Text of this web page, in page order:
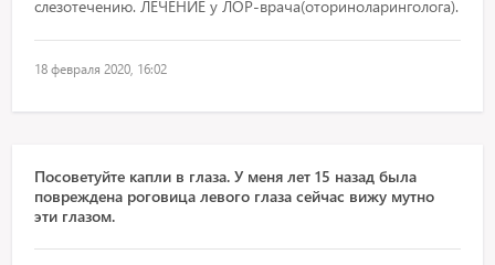
слезотечению. ЛЕЧЕНИЕ у ЛОР-врача(оториноларинголога).
18 февраля 2020, 16:02
Посоветуйте капли в глаза. У меня лет 15 назад была
повреждена роговица левого глаза сейчас вижу мутно
эти глазом.